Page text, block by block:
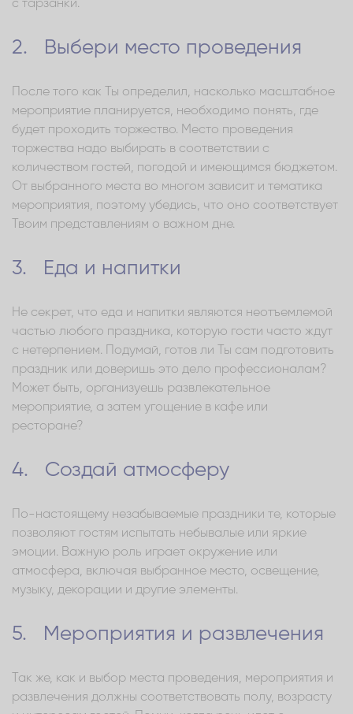
с тарзанки.
2. Выбери место проведения
После того как Ты определил, насколько масштабное
мероприятие планируется, необходимо понять, где
будет проходить торжество. Место проведения
торжества надо выбирать в соответствии с
количеством гостей, погодой и имеющимся бюджетом.
От выбранного места во многом зависит и тематика
мероприятия, поэтому убедись, что оно соответствует
Твоим представлениям о важном дне.
3. Еда и напитки
Не секрет, что еда и напитки являются неотъемлемой
частью любого праздника, которую гости часто ждут
с нетерпением. Подумай, готов ли Ты сам подготовить
праздник или доверишь это дело профессионалам?
Может быть, организуешь развлекательное
мероприятие, а затем угощение в кафе или
ресторане?
4. Создай атмосферу
По-настоящему незабываемые праздники те, которые
позволяют гостям испытать небывалые или яркие
эмоции. Важную роль играет окружение или
атмосфера, включая выбранное место, освещение,
музыку, декорации и другие элементы.
5. Мероприятия и развлечения
Так же, как и выбор места проведения, мероприятия и
развлечения должны соответствовать полу, возрасту